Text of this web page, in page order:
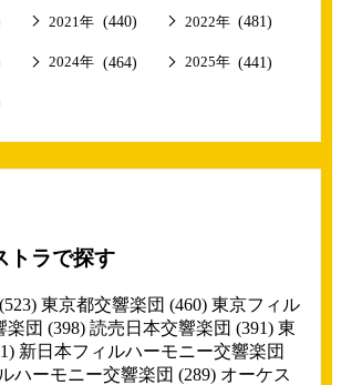
2021年 (440) 2022年 (481)
2024年 (464) 2025年 (441)
トラで探す
(523) 東京都交響楽団 (460) 東京フィル
楽団 (398) 読売日本交響楽団 (391) 東
新日本フィルハーモニー交響楽団
ハーモニー交響楽団 (289) オーケス